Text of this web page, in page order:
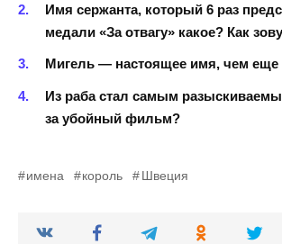
Имя сержанта, который 6 раз
медали «За отвагу» какое? Как
Мигель — настоящее имя, чем еще
Из раба стал самым
за убойный фильм?
имена король Швеция